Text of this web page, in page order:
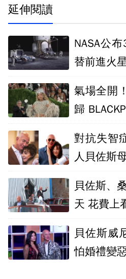
延伸閱讀
NASA公
替前進火
氣場全開
歸
對抗失智
人貝佐斯
貝佐斯、
天 花費上
貝佐斯威
怕婚禮變